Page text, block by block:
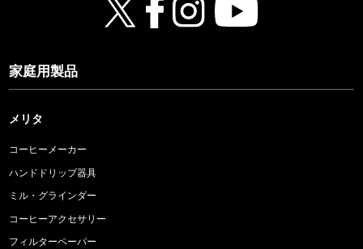
家庭用製品
メリタ
コーヒーメーカー
ハンドドリップ器具
ミル・グラインダー
コーヒーアクセサリー
フィルターペーパー